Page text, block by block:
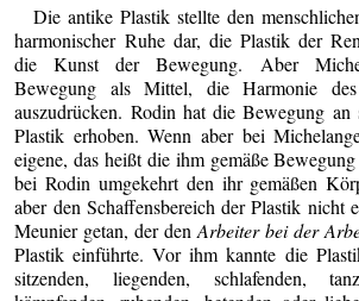
Die antike Plastik stellte den
harmonischer Ruhe dar, die Plastik der
die Kunst der Bewegung. Aber
Bewegung als Mittel, die Harmonie
auszudrücken. Rodin hat die Bewegung
Plastik erhoben. Wenn aber bei
eigene, das heißt die ihm gemäße
bei Rodin umgekehrt den ihr gemäßen
aber den Schaffensbereich der Plastik nicht
Meunier getan, der denArbeiter bei der
Plastik einführte. Vor ihm kannte die
sitzenden, liegenden, schlafenden,